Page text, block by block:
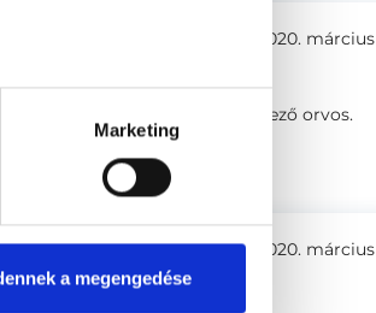
Marketing
a megengedése
2020. március
felkészültséggel rendelkező orvos.
2020. március